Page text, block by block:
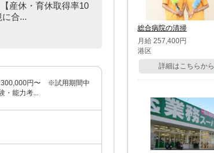
産休・育休取得率10
合...
300,000円〜 ※試用期間中
・能力考...
総合病院の清掃
月給 257,400円
港区
詳細はこちらから